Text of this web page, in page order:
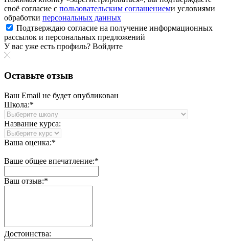
своё согласие с пользовательским соглашениеми условиями
обработки персональных данных
Подтверждаю согласие на получение информационных
рассылок и персональных предложений
У вас уже есть профиль? Войдите
Оставьте отзыв
Ваш Email не будет опубликован
Школа:*
Название курса:
Ваша оценка:*
Ваше общее впечатление:*
Ваш отзыв:*
Достоинства: